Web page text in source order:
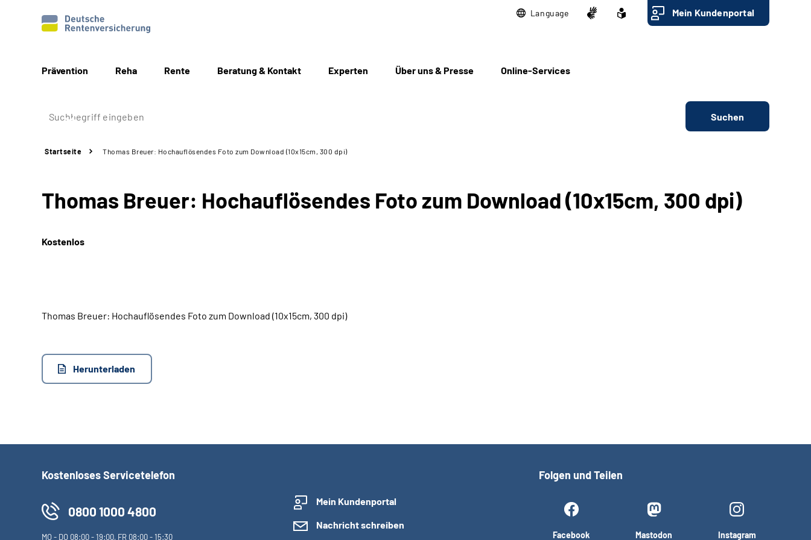
Language Mein Kundenportal
Prävention Reha Rente Beratung & Kontakt Experten Über uns & Presse Online-Services
Suchen
Startseite Thomas Breuer: Hochauflösendes Foto zum Download (10x15cm, 300 dpi)
Thomas Breuer: Hochauflösendes Foto zum Download (10x15cm, 300 dpi)
Kostenlos
Thomas Breuer: Hochauflösendes Foto zum Download (10x15cm, 300 dpi)
Herunterladen
Kostenloses Servicetelefon
0800 1000 4800
MO- DO 08:00 - 19:00, FR 08:00 - 15:30
Mein Kundenportal
Nachricht schreiben
Folgen und Teilen
Facebook Mastodon Instagram